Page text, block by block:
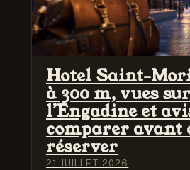
Hotel Saint-
à 300 m, vues sur
l’Engadine et
comparer avant
réserver
21 JUILLET 2026